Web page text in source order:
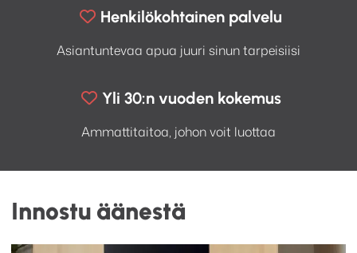
Henkilökohtainen palvelu
Asiantuntevaa apua juuri sinun tarpeisiisi
Yli 30:n vuoden kokemus
Ammattitaitoa, johon voit luottaa
Innostu äänestä